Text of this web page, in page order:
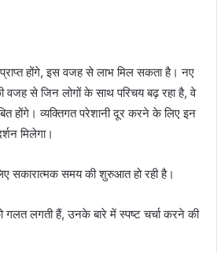
होंगे, इस वजह से लाभ मिल सकता है। नए
वजह से जिन लोगों के साथ परिचय बढ़ रहा है, वे
होंगे। व्यक्तिगत परेशानी दूर करने के लिए इन
मिलेगा।
सकारात्मक समय की शुरुआत हो रही है।
गलत लगती हैं, उनके बारे में स्पष्ट चर्चा करने की